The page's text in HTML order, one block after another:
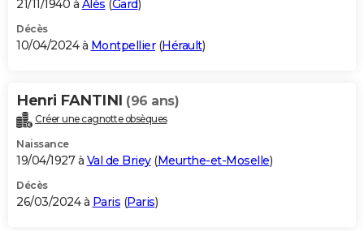
21/11/1940 à Alès (Gard)
Décès
10/04/2024 à Montpellier(Hérault)
Henri FANTINI (96 ans)
Créer une cagnotte obsèques
Naissance
19/04/1927 à Val de Briey(Meurthe-et-Moselle)
Décès
26/03/2024 à Paris (Paris)